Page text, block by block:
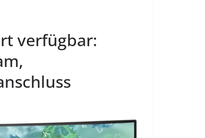
verfügbar: